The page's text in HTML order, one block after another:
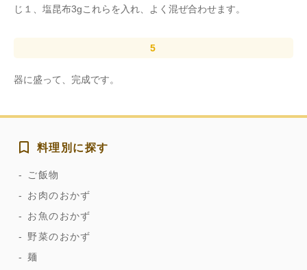
じ１、塩昆布3gこれらを入れ、よく混ぜ合わせます。
器に盛って、完成です。
料理別に探す
ご飯物
お肉のおかず
お魚のおかず
野菜のおかず
麺